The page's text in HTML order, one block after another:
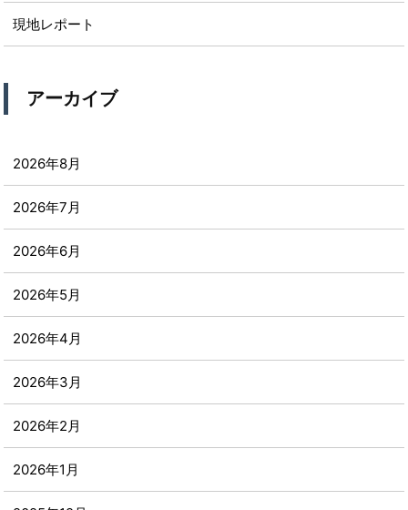
現地レポート
アーカイブ
2026年8月
2026年7月
2026年6月
2026年5月
2026年4月
2026年3月
2026年2月
2026年1月